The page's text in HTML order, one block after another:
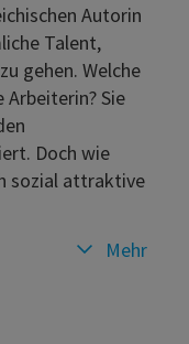
Autorin
Talent,
gehen. Welche
Sie
Doch wie
sozial attraktive
Mehr